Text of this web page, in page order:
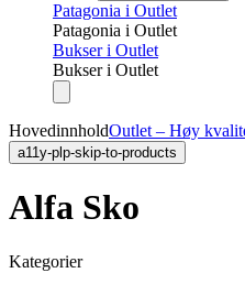
Patagonia i Outlet
Patagonia i Outlet
Bukser i Outlet
Bukser i Outlet
HovedinnholdOutlet – Høy
a11y-plp-skip-to-products
Alfa Sko
Kategorier